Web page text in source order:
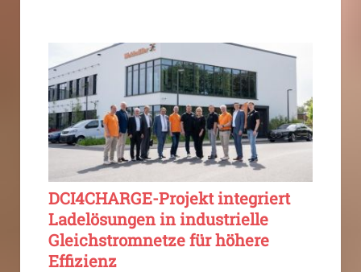
DCI4CHARGE-Projekt integriert
Ladelösungen in industrielle
Gleichstromnetze für höhere
Effizienz